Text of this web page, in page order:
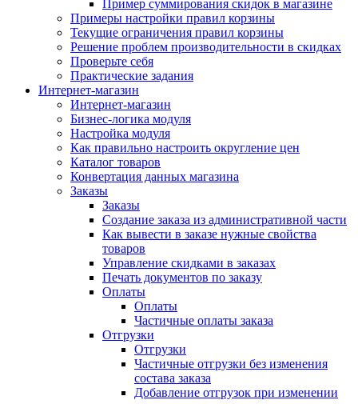
Пример суммирования скидок в магазине
Примеры настройки правил корзины
Текущие ограничения правил корзины
Решение проблем производительности в скидках
Проверьте себя
Практические задания
Интернет-магазин
Интернет-магазин
Бизнес-логика модуля
Настройка модуля
Как правильно настроить округление цен
Каталог товаров
Конвертация данных магазина
Заказы
Заказы
Создание заказа из административной части
Как вывести в заказе нужные свойства
товаров
Управление скидками в заказах
Печать документов по заказу
Оплаты
Оплаты
Частичные оплаты заказа
Отгрузки
Отгрузки
Частичные отгрузки без изменения
состава заказа
Добавление отгрузок при изменении